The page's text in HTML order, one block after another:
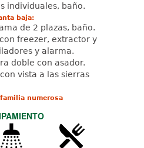
individuales, baño.
baja:
de 2 plazas, baño.
freezer, extractor y
y alarma.
doble con asador.
vista a las sierras
numerosa